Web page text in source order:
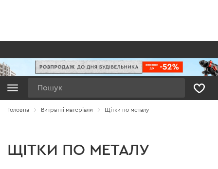
Головна Витратні матеріали Щітки по металу
ЩІТКИ ПО МЕТАЛУ